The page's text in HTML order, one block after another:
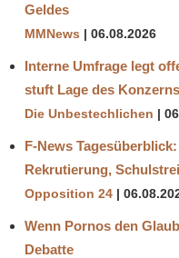
Geldes
MMNews 06.08.2026
Interne Umfrage legt
stuft Lage des
Die Unbestechlichen
F-News
Rekrutierung,
Opposition 24
Wenn Pornos den
Debatte